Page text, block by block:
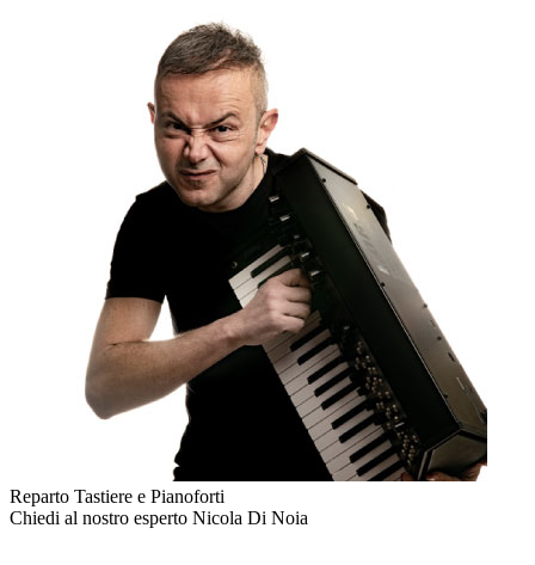
Reparto Tastiere e Pianoforti
Chiedi al nostro esperto Nicola Di Noia